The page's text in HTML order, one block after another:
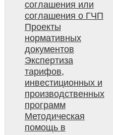
соглашения или
соглашения о ГЧП
Проекты
нормативных
документов
Экспертиза
тарифов,
инвестиционных и
производственных
программ
Методическая
помощь в